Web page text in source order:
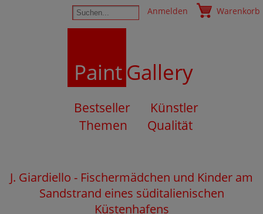
Anmelden Warenkorb
PaintGallery
Bestseller
Künstler
Themen
Qualität
J. Giardiello - Fischermädchen und Kinder am
Sandstrand eines süditalienischen
Küstenhafens